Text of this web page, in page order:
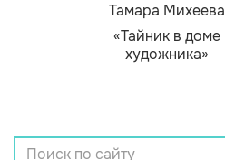
Тамара Михеева
«Тайник в доме
художника»